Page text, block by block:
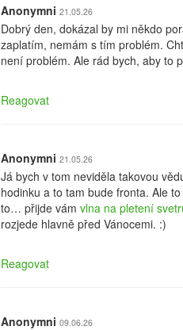
Anonymni 21.05.26
Dobrý den, dokázal by mi někdo
zaplatím, nemám s tím problém.
není problém. Ale rád bych, aby to
Reagovat
Anonymni 21.05.26
Já bych v tom neviděla takovou
hodinku a to tam bude fronta. Ale
to… přijde vám vlna na pletení
rozjede hlavně před Vánocemi. :)
Reagovat
Anonymni 09.06.26